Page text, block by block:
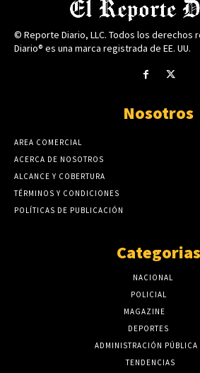
© Reporte Diario, LLC. Todos los derechos
Diario® es una marca registrada de EE. UU.
Nosotros
AREA COMERCIAL
ACERCA DE NOSOTROS
ALCANCE Y COBERTURA
TÉRMINOS Y CONDICIONES
POLÍTICAS DE PUBLICACIÓN
Categorias
NACIONAL
POLICIAL
MAGAZINE
DEPORTES
ADMINISTRACIÓN PÚBLICA
TENDENCIAS